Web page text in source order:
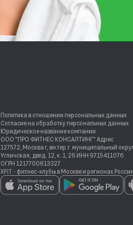
Политика в отношении персональных данных
Согласие на обработку персональных данных
Юридическое название компании
ООО "ПРО ФИТНЕС КОНСАЛТИНГ" Адрес
127572, Москва г, вн.тер.г. муниципальный
Угличская, двлд. 12, к. 1, 26 ИНН 9715411076
ОГРН 1217700613327
XFIT - фитнес-клубы в Москве и регионах России